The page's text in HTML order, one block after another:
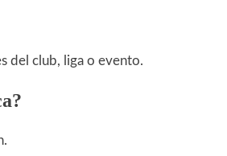
del club, liga o evento.